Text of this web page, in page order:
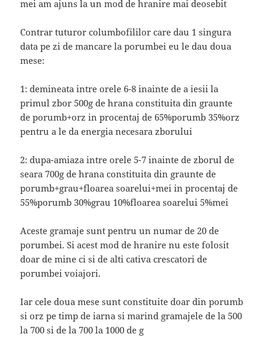
mei am ajuns la un mod de hranire mai deosebit
Contrar tuturor columbofililor care dau 1 singura
data pe zi de mancare la porumbei eu le dau doua
mese:
1: demineata intre orele 6-8 inainte de a iesii la
primul zbor 500g de hrana constituita din graunte
de porumb+orz in procentaj de 65%porumb 35%orz
pentru a le da energia necesara zborului
2: dupa-amiaza intre orele 5-7 inainte de zborul de
seara 700g de hrana constituita din graunte de
porumb+grau+floarea soarelui+mei in procentaj de
55%porumb 30%grau 10%floarea soarelui 5%mei
Aceste gramaje sunt pentru un numar de 20 de
porumbei. Si acest mod de hranire nu este folosit
doar de mine ci si de alti cativa crescatori de
porumbei voiajori.
Iar cele doua mese sunt constituite doar din porumb
si orz pe timp de iarna si marind gramajele de la 500
la 700 si de la 700 la 1000 de g